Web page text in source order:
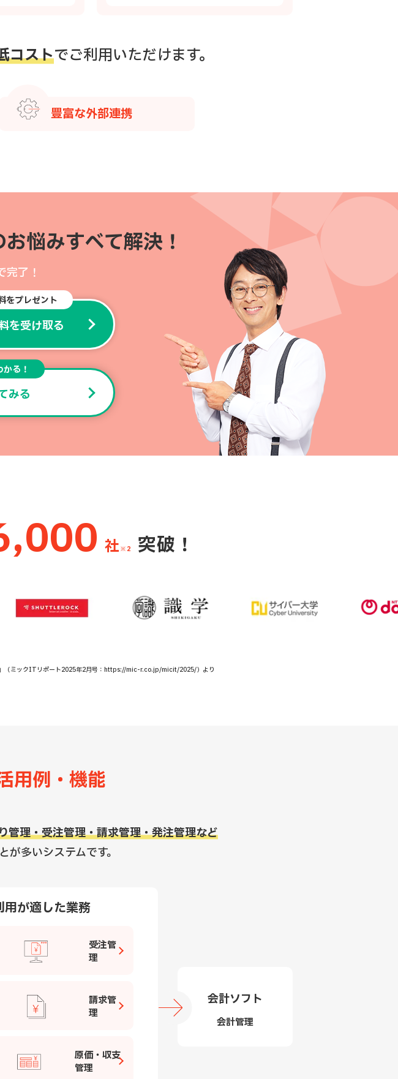
コストでご利用いただけます。
豊富な外部連携
悩みすべて解決！
完了！
をプレゼント
を受け取る
る！
みる
社 ※2 突破！
」（ミックITリポート2025年2月号：https://mic-r.co.jp/micit/2025/）より
用例・機能
管理・受注管理・請求管理・発注管理など
多いシステムです。
用が適した業務
受注管
理
請求管
理
原価・収支
管理
会計ソフト
会計管理